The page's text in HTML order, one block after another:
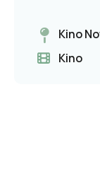
Kino
Kino